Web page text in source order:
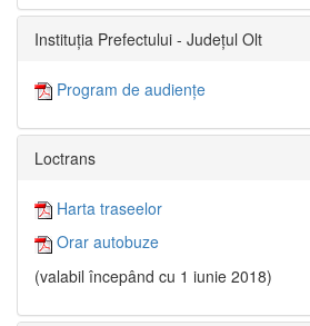
Instituția Prefectului - Județul Olt
Program de audiențe
Loctrans
Harta traseelor
Orar autobuze
(valabil începând cu 1 iunie 2018)